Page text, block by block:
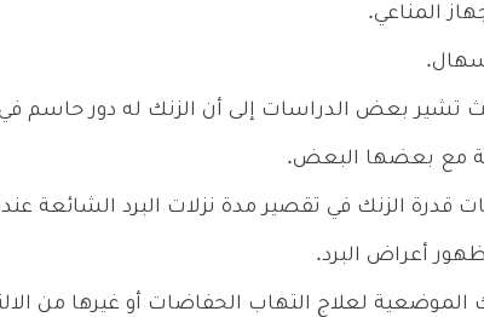
المناعي.
حيث تشير بعض الدراسات إلى أن الزنك له دور حاسم
مع بعضها البعض.
الزنك في تقصير مدة نزلات البرد الشائعة
لعلاج التهاب الحفاضات أو غيرها من